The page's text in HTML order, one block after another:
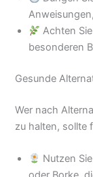
Achten
besonderen
Gesunde
Wer nach
zu halten, sollte
Nutzen Sie